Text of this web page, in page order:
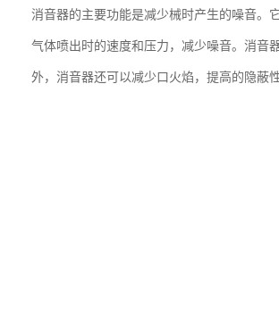
消音器的主要功能是减少械时产生的噪音。
气体喷出时的速度和压力，减少噪音。消音
外，消音器还可以减少口火焰，提高的隐蔽